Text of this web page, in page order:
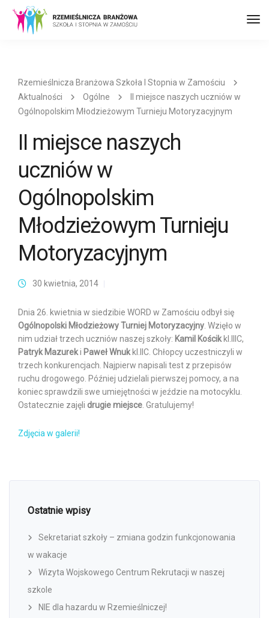
Rzemieślnicza Branżowa Szkoła I Stopnia w Zamościu
Aktualności
Ogólne
II miejsce naszych uczniów w
Ogólnopolskim Młodzieżowym Turnieju Motoryzacyjnym
II miejsce naszych
uczniów w
Ogólnopolskim
Młodzieżowym Turnieju
Motoryzacyjnym
30 kwietnia, 2014
Dnia 26. kwietnia w siedzibie WORD w Zamościu odbył się
Ogólnopolski Młodzieżowy Turniej Motoryzacyjny . Wzięło w
nim udział trzech uczniów naszej szkoły: Kamil Kościk kl.IIIC,
Patryk Mazureki Paweł Wnuk kl.IIC. Chłopcy uczestniczyli w
trzech konkurencjach. Najpierw napisali test z przepisów
ruchu drogowego. Później udzielali pierwszej pomocy, a na
koniec sprawdzili swe umiejętności w jeździe na motocyklu.
Ostatecznie zajęli drugie miejsce . Gratulujemy!
Zdjęcia w galerii!
Ostatnie wpisy
Sekretariat szkoły – zmiana godzin funkcjonowania
w wakacje
Wizyta Wojskowego Centrum Rekrutacji w naszej
szkole
NIE dla hazardu w Rzemieślniczej!